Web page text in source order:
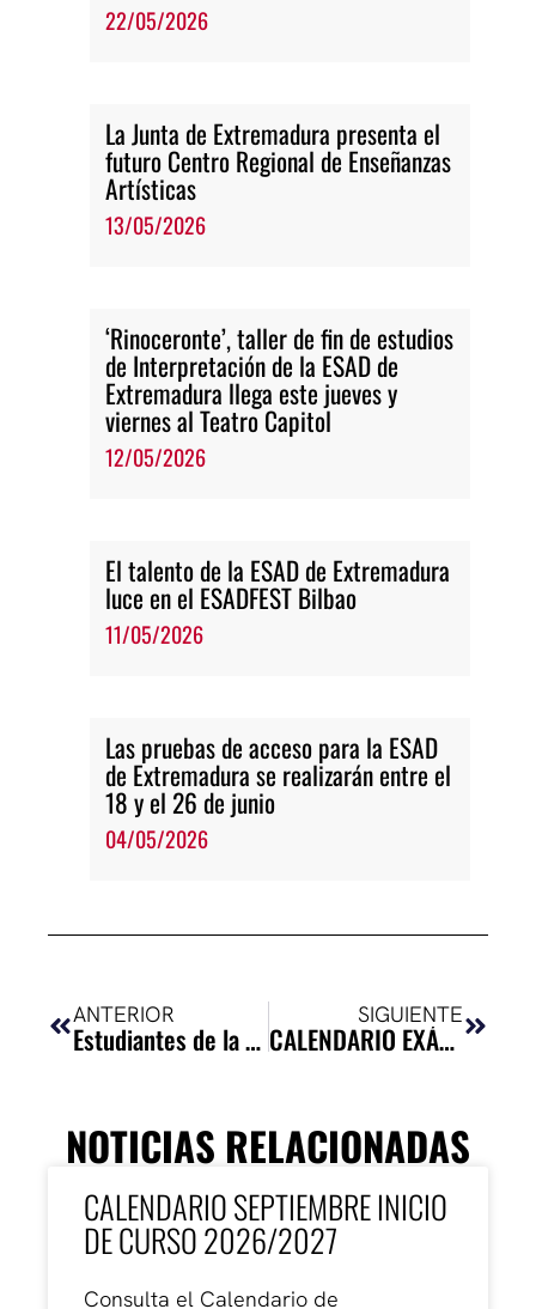
22/05/2026
La Junta de Extremadura presenta el
futuro Centro Regional de Enseñanzas
Artísticas
13/05/2026
‘Rinoceronte’, taller de fin de estudios
de Interpretación de la ESAD de
Extremadura llega este jueves y
viernes al Teatro Capitol
12/05/2026
El talento de la ESAD de Extremadura
luce en el ESADFEST Bilbao
11/05/2026
Las pruebas de acceso para la ESAD
de Extremadura se realizarán entre el
18 y el 26 de junio
04/05/2026
ANTERIOR
Estudiantes de la ESAD de Extremadura mantienen un encuentro online con la dramaturga Itziar Pascual
SIGUIENTE
CALENDARIO EXÁMENES PRIMER SEMESTRE 2025-2026
NOTICIAS RELACIONADAS
CALENDARIO SEPTIEMBRE INICIO
DE CURSO 2026/2027
Consulta el Calendario de